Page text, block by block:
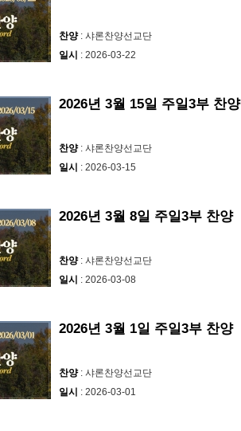
찬양: 샤론찬양선교단
일시 : 2026-03-22
2026년 3월 15일 주일3부 찬양
찬양: 샤론찬양선교단
일시 : 2026-03-15
2026년 3월 8일 주일3부 찬양
찬양: 샤론찬양선교단
일시 : 2026-03-08
2026년 3월 1일 주일3부 찬양
찬양: 샤론찬양선교단
일시 : 2026-03-01